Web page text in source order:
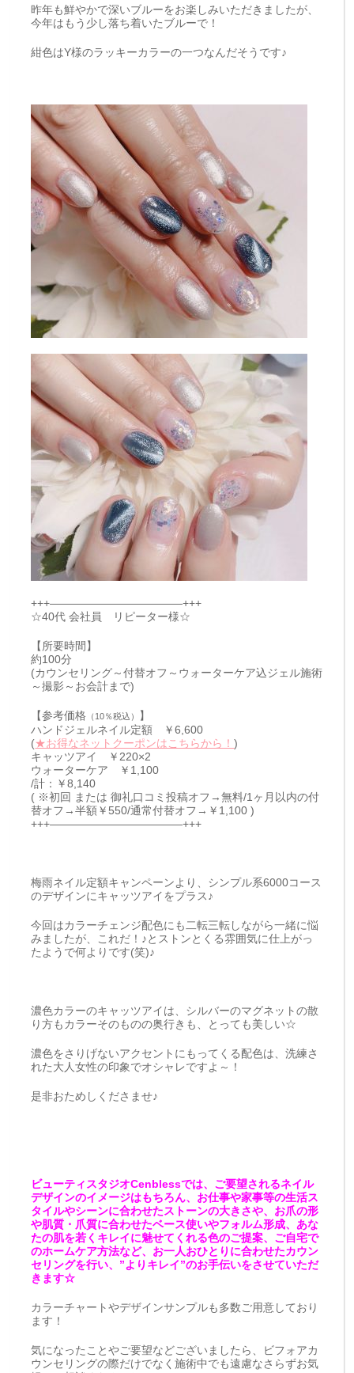
昨年も鮮やかで深いブルーをお楽しみいただきましたが、
今年はもう少し落ち着いたブルーで！
紺色はY様のラッキーカラーの一つなんだそうです♪
+++————————————+++
☆40代 会社員 リピーター様☆
【所要時間】
約100分
(カウンセリング～付替オフ～ウォーターケア込ジェル施術
～撮影～お会計まで)
【参考価格 （10％税込）
】
ハンドジェルネイル定額 ￥6,600
(★お得なネットクーポンはこちらから！)
キャッツアイ ￥220×2
ウォーターケア ￥1,100
/計：￥8,140
( ※初回 または 御礼口コミ投稿オフ→無料/1ヶ月以内の付
替オフ→半額￥550/通常付替オフ→￥1,100 )
+++————————————+++
梅雨ネイル定額キャンペーンより、シンプル系6000コース
のデザインにキャッツアイをプラス♪
今回はカラーチェンジ配色にも二転三転しながら一緒に悩
みましたが、これだ！♪とストンとくる雰囲気に仕上がっ
たようで何よりです(笑)♪
濃色カラーのキャッツアイは、シルバーのマグネットの散
り方もカラーそのものの奥行きも、とっても美しい☆
濃色をさりげないアクセントにもってくる配色は、洗練さ
れた大人女性の印象でオシャレですよ～！
是非おためしくださませ♪
ビューティスタジオCenblessでは、ご要望されるネイル
デザインのイメージはもちろん、お仕事や家事等の生活ス
タイルやシーンに合わせたストーンの大きさや、お爪の形
や肌質・爪質に合わせたベース使いやフォルム形成、あな
たの肌を若くキレイに魅せてくれる色のご提案、ご自宅で
のホームケア方法など、お一人おひとりに合わせたカウン
セリングを行い、”よりキレイ”のお手伝いをさせていただ
きます☆
カラーチャートやデザインサンプルも多数ご用意しており
ます！
気になったことやご要望などございましたら、ビフォアカ
ウンセリングの際だけでなく施術中でも遠慮なさらずお気